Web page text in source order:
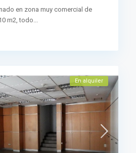
en zona muy comercial de
m2, todo...
En alquiler